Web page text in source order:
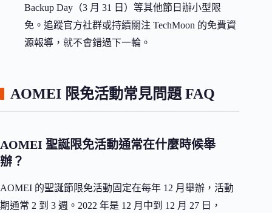
Backup Day（3 月 31 日）等其他節日辦小型限
免。追蹤官方社群或持續關注 TechMoon 的免費資
源報導，就不會錯過下一輪。
AOMEI 限免活動常見問題 FAQ
AOMEI 聖誕限免活動通常在什麼時候舉
辦？
AOMEI 的聖誕節限免活動固定在每年 12 月舉辦，活動
期通常 2 到 3 週。2022 年是 12 月中到 12 月 27 日，